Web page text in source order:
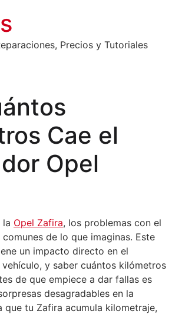
Precios y Tutoriales
Cae el
Opel
la Opel Zafira, los problemas con el
de lo que imaginas. Este
un impacto directo en el
y saber cuántos kilómetros
de que empiece a dar fallas es
desagradables en la
que tu Zafira acumula kilometraje,